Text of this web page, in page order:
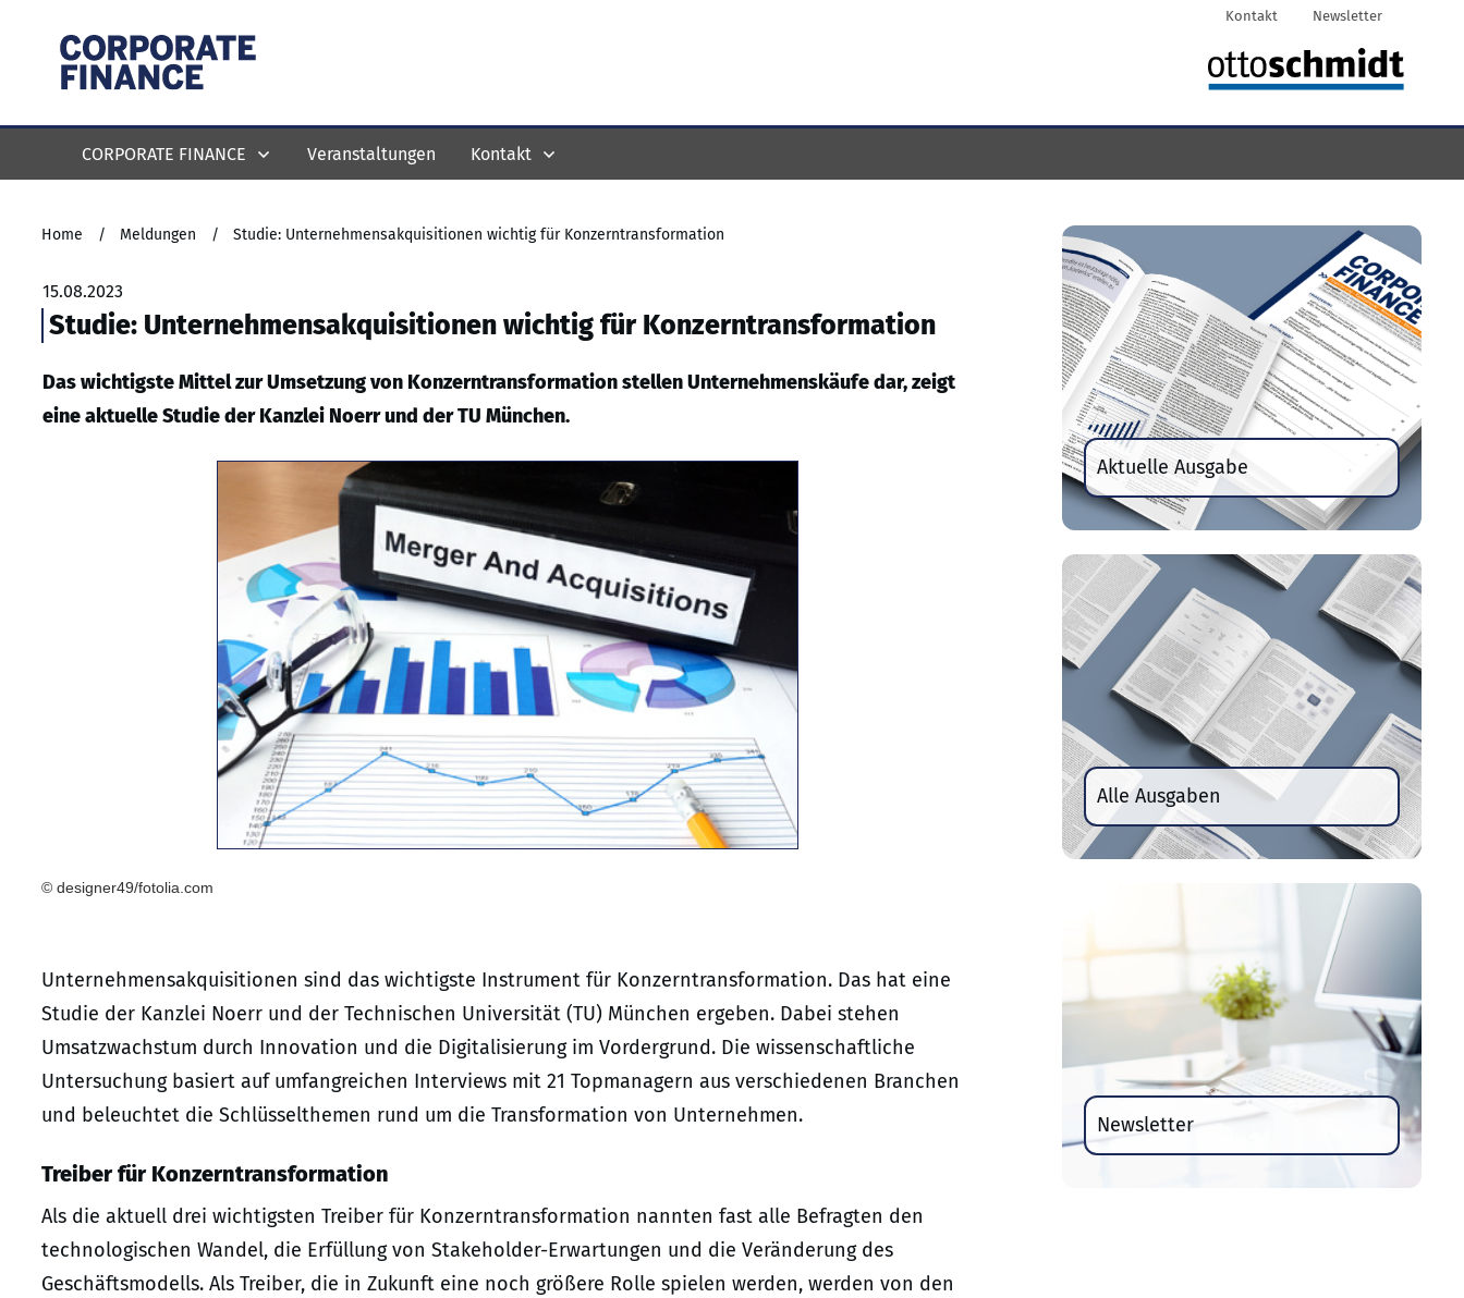
Kontakt Newsletter
CORPORATE FINANCE Veranstaltungen Kontakt
Home / Meldungen / Studie: Unternehmensakquisitionen wichtig für Konzerntransformation
15.08.2023
Studie: Unternehmensakquisitionen wichtig für Konzerntransformation
Das wichtigste Mittel zur Umsetzung von Konzerntransformation stellen Unternehmenskäufe dar, zeigt
eine aktuelle Studie der Kanzlei Noerr und der TU München.
© designer49/fotolia.com
Unternehmensakquisitionen sind das wichtigste Instrument für Konzerntransformation. Das hat eine
Studie der Kanzlei Noerr und der Technischen Universität (TU) München ergeben. Dabei stehen
Umsatzwachstum durch Innovation und die Digitalisierung im Vordergrund. Die wissenschaftliche
Untersuchung basiert auf umfangreichen Interviews mit 21 Topmanagern aus verschiedenen Branchen
und beleuchtet die Schlüsselthemen rund um die Transformation von Unternehmen.
Treiber für Konzerntransformation
Als die aktuell drei wichtigsten Treiber für Konzerntransformation nannten fast alle Befragten den
technologischen Wandel, die Erfüllung von Stakeholder-Erwartungen und die Veränderung des
Geschäftsmodells. Als Treiber, die in Zukunft eine noch größere Rolle spielen werden, werden von den
Aktuelle Ausgabe
Alle Ausgaben
Newsletter